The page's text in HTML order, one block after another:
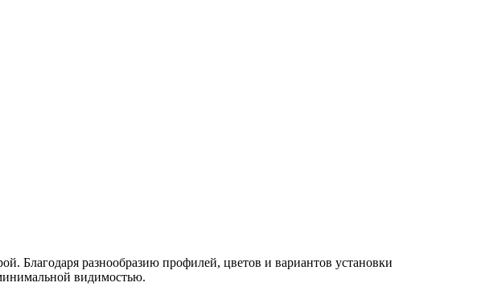
Благодаря разнообразию профилей, цветов и вариантов установки
видимостью.